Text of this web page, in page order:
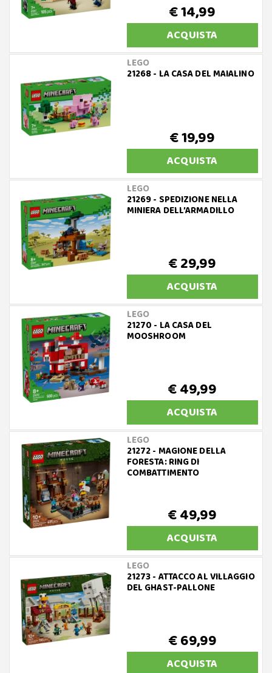
€ 14,99
ACQUISTA
LEGO
21268 - LA CASA DEL MAIALINO
€ 19,99
ACQUISTA
LEGO
21269 - SPEDIZIONE NELLA
MINIERA DELL’ARMADILLO
€ 29,99
ACQUISTA
LEGO
21270 - LA CASA DEL
MOOSHROOM
€ 49,99
ACQUISTA
LEGO
21272 - MAGIONE DELLA
FORESTA: RING DI
COMBATTIMENTO
€ 49,99
ACQUISTA
LEGO
21273 - ATTACCO AL VILLAGGIO
DEL GHAST-PALLONE
€ 69,99
ACQUISTA